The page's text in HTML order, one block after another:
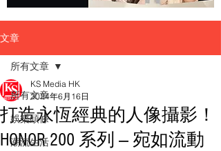
文章
所有文章
娛樂頭條
潮流生活
所有文章
打造永恆經典的人像攝影！
HONOR 200 系列 — 宛如流動
KS Media HK
2024年6月16日